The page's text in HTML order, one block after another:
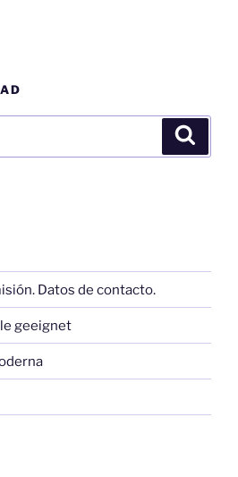
Datos de contacto.
geeignet